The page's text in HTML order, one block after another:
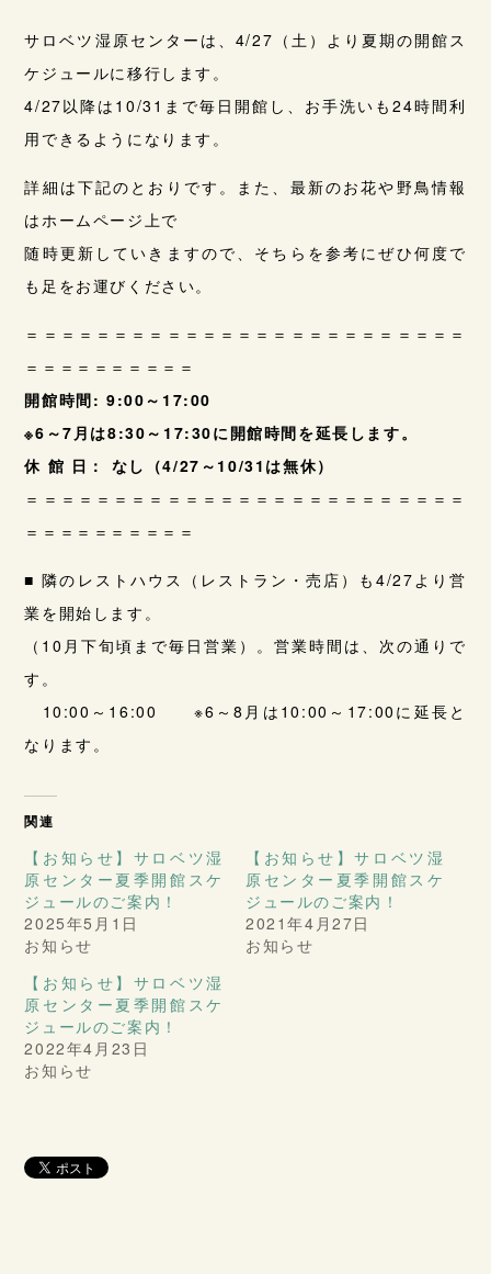
サロベツ湿原センターは、4/27（土）より夏期の開館ス
ケジュールに移行します。
4/27以降は10/31まで毎日開館し、お手洗いも24時間利
用できるようになります。
詳細は下記のとおりです。また、最新のお花や野鳥情報
はホームページ上で
随時更新していきますので、そちらを参考にぜひ何度で
も足をお運びください。
＝＝＝＝＝＝＝＝＝＝＝＝＝＝＝＝＝＝＝＝＝＝＝＝＝
＝＝＝＝＝＝＝＝＝＝
開館時間: 9:00～17:00
※6～7月は8:30～17:30に開館時間を延長します。
休 館 日： なし（4/27～10/31は無休）
＝＝＝＝＝＝＝＝＝＝＝＝＝＝＝＝＝＝＝＝＝＝＝＝＝
＝＝＝＝＝＝＝＝＝＝
■ 隣のレストハウス（レストラン・売店）も4/27より営
業を開始します。
（10月下旬頃まで毎日営業）。営業時間は、次の通りで
す。
10:00～16:00 ※6～8月は10:00～17:00に延長と
なります。
関連
【お知らせ】サロベツ湿
原センター夏季開館スケ
ジュールのご案内！
2025年5月1日
お知らせ
【お知らせ】サロベツ湿
原センター夏季開館スケ
ジュールのご案内！
2021年4月27日
お知らせ
【お知らせ】サロベツ湿
原センター夏季開館スケ
ジュールのご案内！
2022年4月23日
お知らせ